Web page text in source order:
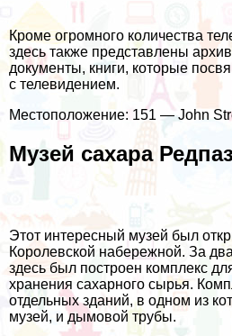
Кроме огромного количества
здесь также представлены
документы, книги, которые
с телевидением.
Местоположение: 151 — John
Музей сахара Редпаз
Этот интересный музей был
Королевской набережной. За
здесь был построен комплекс
хранения сахарного сырья.
отдельных зданий, в одном из
музей, и дымовой трубы.